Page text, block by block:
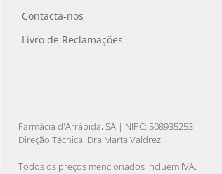
Contacta-nos
Livro de Reclamações
Farmácia d'Arrábida, SA | NIPC: 508935253
Direção Técnica: Dra Marta Valdrez
Todos os preços mencionados incluem IVA.